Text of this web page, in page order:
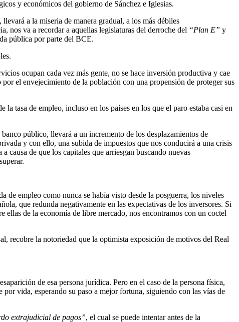
y económicos del gobierno de Sánchez e Iglesias.
a la miseria de manera gradual, a los más débiles
nos va a recordar a aquellas legislaturas del derroche del “Plan E” y
pública por parte del BCE.
ocupan cada vez más gente, no se hace inversión productiva y cae
el envejecimiento de la población con una propensión de proteger sus
tasa de empleo, incluso en los países en los que el paro estaba casi en
público, llevará a un incremento de los desplazamientos de
y con ello, una subida de impuestos que nos conducirá a una crisis
causa de que los capitales que arriesgan buscando nuevas
de empleo como nunca se había visto desde la posguerra, los niveles
que redunda negativamente en las expectativas de los inversores. Si
de la economía de libre mercado, nos encontramos con un coctel
recobre la notoriedad que la optimista exposición de motivos del Real
de esa persona jurídica. Pero en el caso de la persona física,
vida, esperando su paso a mejor fortuna, siguiendo con las vías de
extrajudicial de pagos”, el cual se puede intentar antes de la